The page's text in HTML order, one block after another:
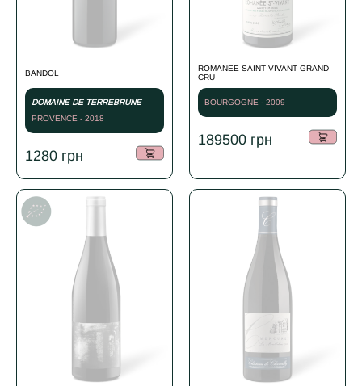
BANDOL
DOMAINE DE TERREBRUNE
PROVENCE - 2018
1280 грн
ROMANEE SAINT VIVANT GRAND
CRU
BOURGOGNE - 2009
189500 грн